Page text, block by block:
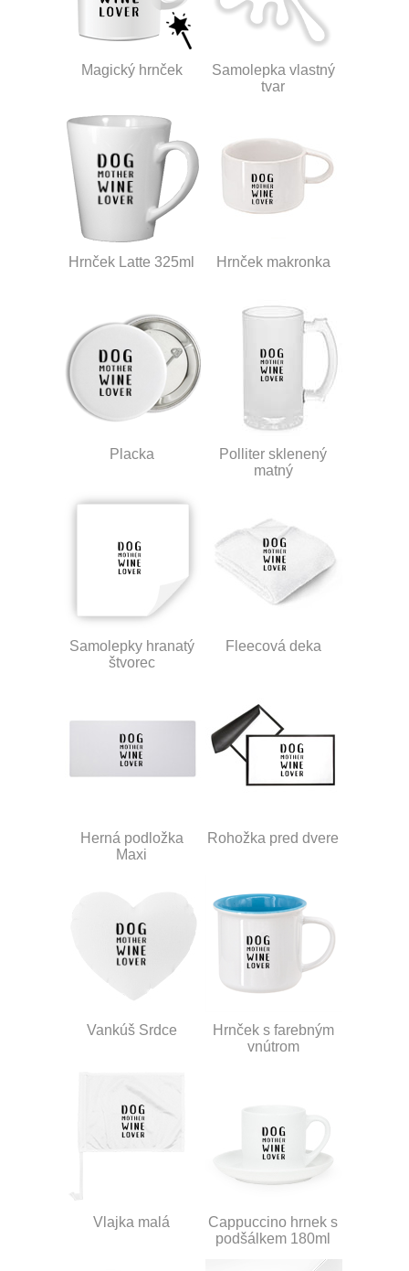
Magický hrnček
Samolepka vlastný
tvar
Hrnček Latte 325ml Hrnček makronka
Placka
Polliter sklenený
matný
Samolepky hranatý
štvorec
Fleecová deka
Herná podložka
Maxi
Rohožka pred dvere
Vankúš Srdce
Hrnček s farebným
vnútrom
Vlajka malá
Cappuccino hrnek s
podšálkem 180ml